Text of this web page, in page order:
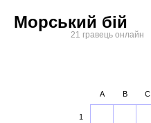
Морський бій
21 гравець онлайн
1
A B C